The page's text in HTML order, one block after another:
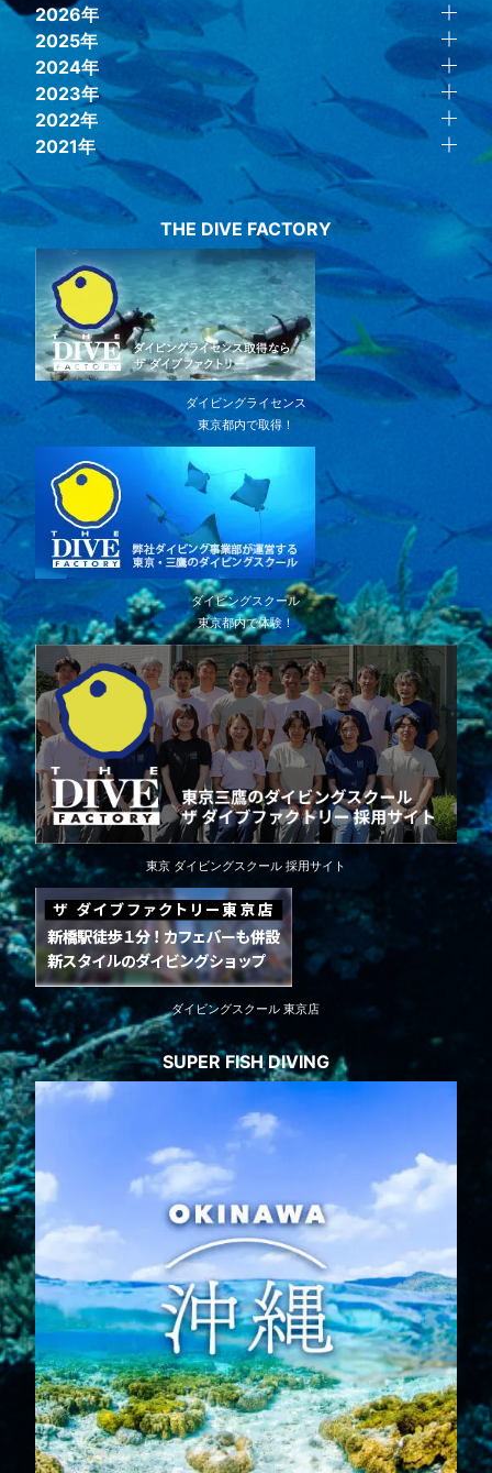
2026年
2025年
2024年
2023年
2022年
2021年
THE DIVE FACTORY
ダイビングライセンス
東京都内で取得！
ダイビングスクール
東京都内で体験！
東京 ダイビングスクール 採用サイト
ダイビングスクール 東京店
SUPER FISH DIVING